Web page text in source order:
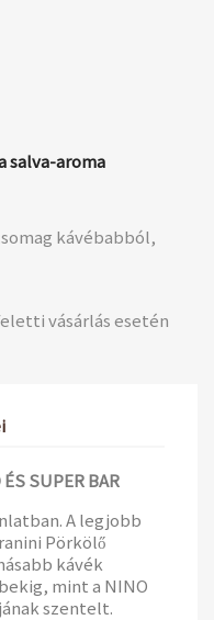
salva-aroma
kávébabból,
vásárlás esetén
SUPER BAR
A legjobb
Pörkölő
kávék
mint a NINO
szentelt.